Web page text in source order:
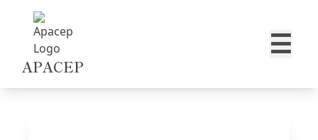
APACEP
☰